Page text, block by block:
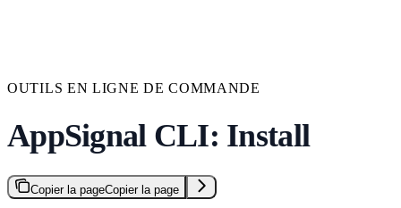
OUTILS EN LIGNE DE COMMANDE
AppSignal CLI: Install
Copier la pageCopier la page